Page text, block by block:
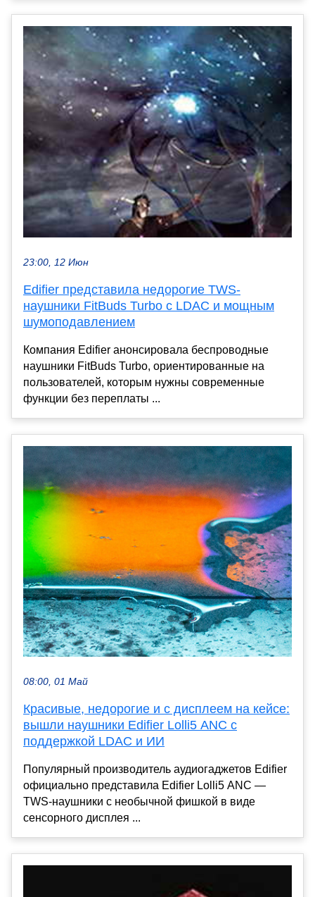
23:00, 12 Июн
Edifier представила недорогие TWS-
наушники FitBuds Turbo с LDAC и мощным
шумоподавлением
Компания Edifier анонсировала беспроводные
наушники FitBuds Turbo, ориентированные на
пользователей, которым нужны современные
функции без переплаты ...
08:00, 01 Май
Красивые, недорогие и с дисплеем на кейсе:
вышли наушники Edifier Lolli5 ANC с
поддержкой LDAC и ИИ
Популярный производитель аудиогаджетов Edifier
официально представила Edifier Lolli5 ANC —
TWS-наушники с необычной фишкой в виде
сенсорного дисплея ...